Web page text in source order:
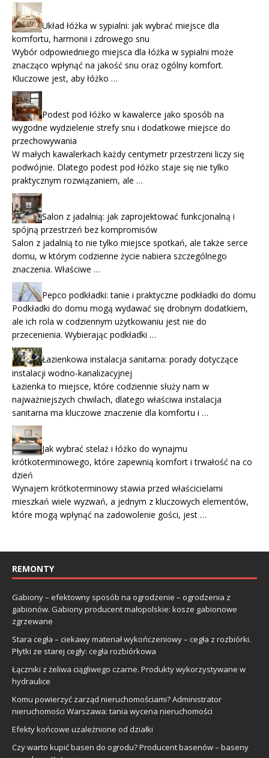
Układ łóżka w sypialni: jak wybrać miejsce dla
komfortu, harmonii i zdrowego snu
Wybór odpowiedniego miejsca dla łóżka w sypialni może
znacząco wpłynąć na jakość snu oraz ogólny komfort.
Kluczowe jest, aby łóżko …
Podest pod łóżko w kawalerce jako sposób na
wygodne wydzielenie strefy snu i dodatkowe miejsce do
przechowywania
W małych kawalerkach każdy centymetr przestrzeni liczy się
podwójnie. Dlatego podest pod łóżko staje się nie tylko
praktycznym rozwiązaniem, ale …
Salon z jadalnią: jak zaprojektować funkcjonalną i
spójną przestrzeń bez kompromisów
Salon z jadalnią to nie tylko miejsce spotkań, ale także serce
domu, w którym codzienne życie nabiera szczególnego
znaczenia. Właściwe …
Pepco podkładki: tanie i praktyczne podkładki do domu
Podkładki do domu mogą wydawać się drobnym dodatkiem,
ale ich rola w codziennym użytkowaniu jest nie do
przecenienia. Wybierając podkładki …
Łazienkowa instalacja sanitarna: porady dotyczące
instalacji wodno-kanalizacyjnej
Łazienka to miejsce, które codziennie służy nam w
najważniejszych chwilach, dlatego właściwa instalacja
sanitarna ma kluczowe znaczenie dla komfortu i …
Jak wybrać stelaż i łóżko do wynajmu
krótkoterminowego, które zapewnią komfort i trwałość na co
dzień
Wynajem krótkoterminowy stawia przed właścicielami
mieszkań wiele wyzwań, a jednym z kluczowych elementów,
które mogą wpłynąć na zadowolenie gości, jest …
REMONTY
Gabiony – efektowny sposób na ogrodzenie – ogrodzenia z
gabionów. Gabiony producent małopolskie: kosze gabionowe
zgrzewane
Stara cegła – ciekawy materiał wykończeniowy – cegła z rozbiórki.
Płytki ze starej cegły: cegła rozbiórkowa
Łączniki z żeliwa ciągliwego czarne. Produkty wykorzystywane w
hydraulice
Komu powierzyć zarząd nieruchomościami? Administrator
nieruchomości Warszawa: tania wycena nieruchomości
Efekty końcowe uzależnione od działki
Czy warto kupić basen do ogrodu? Producent basenów – baseny